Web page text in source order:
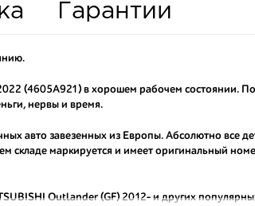
Гарантии
(4605A921) в хорошем рабочем состоянии.
нервы и время.
авто завезенных из Европы. Абсолютно все
складе маркируется и имеет оригинальный
Outlander (GF) 2012- и других